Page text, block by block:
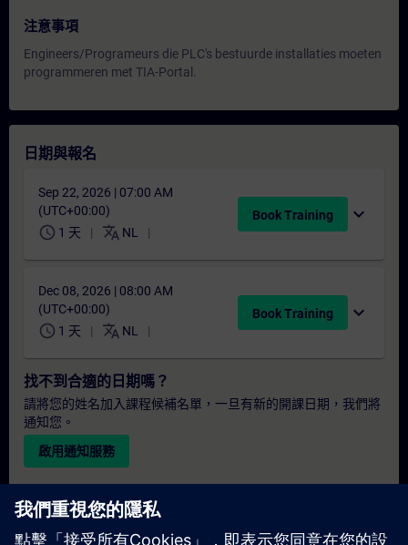
注意事項
Engineers/Programeurs die PLC's bestuurde installaties moeten
programmeren met TIA-Portal.
日期與報名
Sep 22, 2026 | 07:00 AM
(UTC+00:00)
schedule 1 天 translate NL
Book Training expand_more
Dec 08, 2026 | 08:00 AM
(UTC+00:00)
schedule 1 天 translate NL
Book Training expand_more
找不到合適的日期嗎？
請將您的姓名加入課程候補名單，一旦有新的開課日期，我們將
通知您。
啟用通知服務
個人化報價